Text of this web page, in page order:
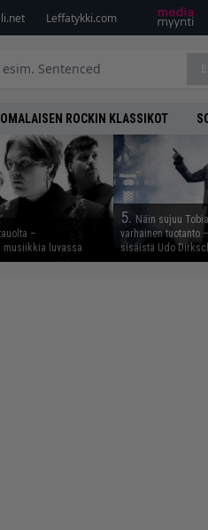
Leffatykki.com
ROCKIN KLASSIKOT
–
musiikkia luvassa
5. Näin sujuu
varhainen tuotanto
sisäistä Udo